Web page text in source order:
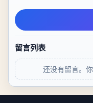
留言列表
还没有留言。